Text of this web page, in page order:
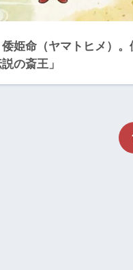
姫命（ヤマトヒメ）。
の斎王」